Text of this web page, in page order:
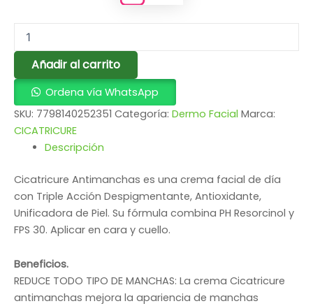
Añadir al carrito
Ordena vía WhatsApp
SKU: 7798140252351 Categoría: Dermo Facial Marca:
CICATRICURE
Descripción
Cicatricure Antimanchas es una crema facial de día
con Triple Acción Despigmentante, Antioxidante,
Unificadora de Piel. Su fórmula combina PH Resorcinol y
FPS 30. Aplicar en cara y cuello.
Beneficios.
REDUCE TODO TIPO DE MANCHAS: La crema Cicatricure
antimanchas mejora la apariencia de manchas